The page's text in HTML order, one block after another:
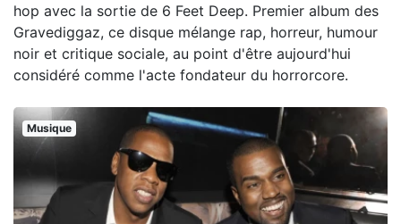
hop avec la sortie de 6 Feet Deep. Premier album des
Gravediggaz, ce disque mélange rap, horreur, humour
noir et critique sociale, au point d'être aujourd'hui
considéré comme l'acte fondateur du horrorcore.
Musique